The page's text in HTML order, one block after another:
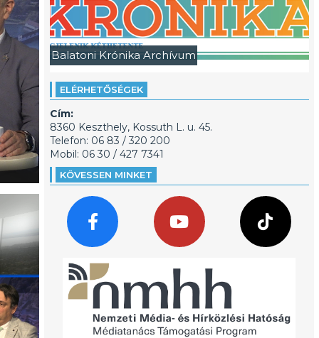
Vendégeink: Dr. Tóth Gergely, Keszthely
Kendeh-Kirchknopf Gusztáv alpolgármester
Balatoni Krónika Archívum
ELÉRHETŐSÉGEK
Cím:
8360 Keszthely, Kossuth L. u. 45.
Telefon: 06 83 / 320 200
Mobil: 06 30 / 427 7341
KÖVESSEN MINKET